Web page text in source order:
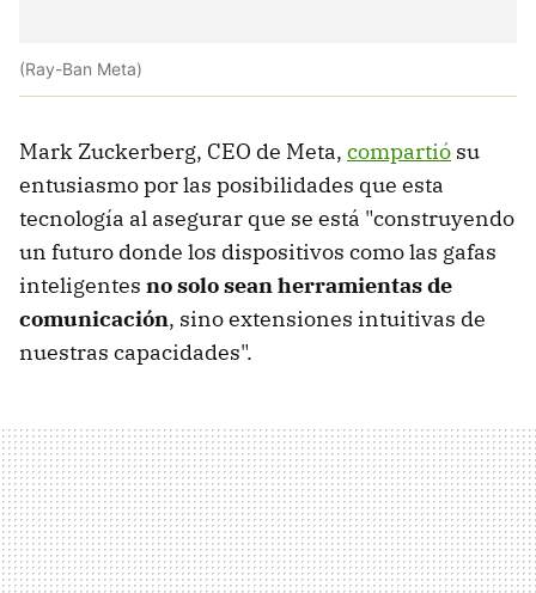
(Ray-Ban Meta)
Mark Zuckerberg, CEO de Meta, compartió su
entusiasmo por las posibilidades que esta
tecnología al asegurar que se está "construyendo
un futuro donde los dispositivos como las gafas
inteligentes no solo sean herramientas de
comunicación, sino extensiones intuitivas de
nuestras capacidades".